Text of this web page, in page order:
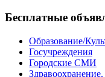
Бесплатные
Образование/
Госучреждения
Городские СМИ